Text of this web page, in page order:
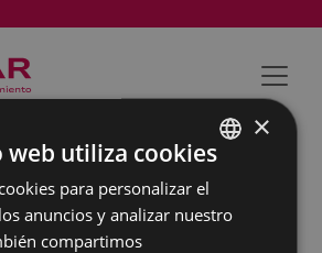
barrio en el
de Ipurua
BASQUE
SPANISH
×
web utiliza cookies
para personalizar el
anuncios y analizar nuestro
compartimos